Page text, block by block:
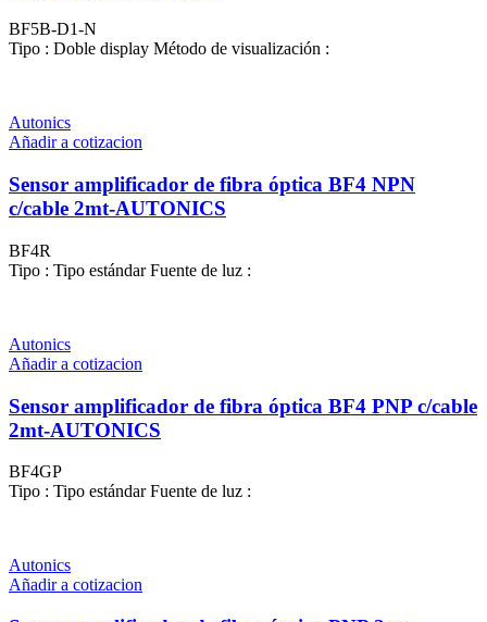
BF5B-D1-N
Tipo : Doble display Método de visualización :
Autonics
Añadir a cotizacion
Sensor amplificador de fibra óptica BF4 NPN
c/cable 2mt-AUTONICS
BF4R
Tipo : Tipo estándar Fuente de luz :
Autonics
Añadir a cotizacion
Sensor amplificador de fibra óptica BF4 PNP c/cable
2mt-AUTONICS
BF4GP
Tipo : Tipo estándar Fuente de luz :
Autonics
Añadir a cotizacion